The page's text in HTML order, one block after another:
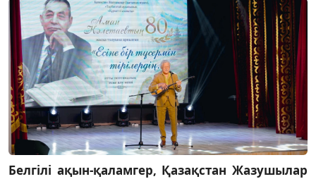
Белгілі ақын-қаламгер, Қазақстан Жазушылар